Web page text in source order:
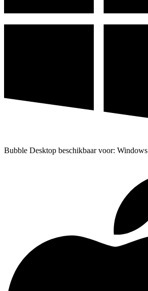
Bubble Desktop beschikbaar voor: Windows